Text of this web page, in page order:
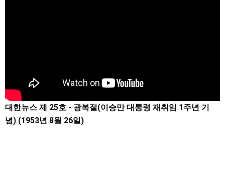
대한뉴스 제 25호 - 광복절(이승만 대통령 재취임 1주년 기
념) (1953년 8월 26일)